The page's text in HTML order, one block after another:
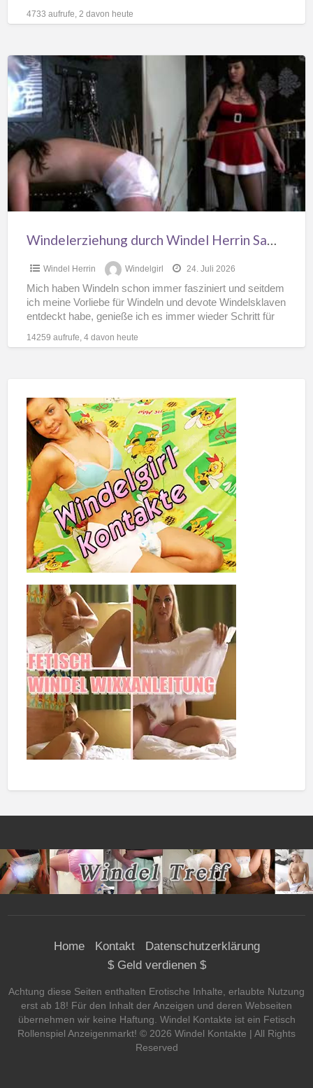
4733 aufrufe, 2 davon heute
Windelerziehung
durch
Windel
Herrin
Samantha
Windel Herrin Windelgirl 24. Juli 2026
Mich haben Windeln schon immer fasziniert und seitdem
ich meine Vorliebe für Windeln und devote Windelsklaven
entdeckt habe, genieße ich es immer wieder Schritt für
14259 aufrufe, 4 davon heute
Home Kontakt
Datenschutzerklärung
$ Geld verdienen $
Achtung diese Seiten enthalten Erotische Inhalte, erlaubte Nutzung
erst ab 18! Für den Inhalt der Anzeigen und deren Webseiten
übernehmen wir keine Haftung. Windel Kontakte ist ein Fetisch
Rollenspiel Anzeigenmarkt! © 2026 Windel Kontakte | All Rights
Reserved